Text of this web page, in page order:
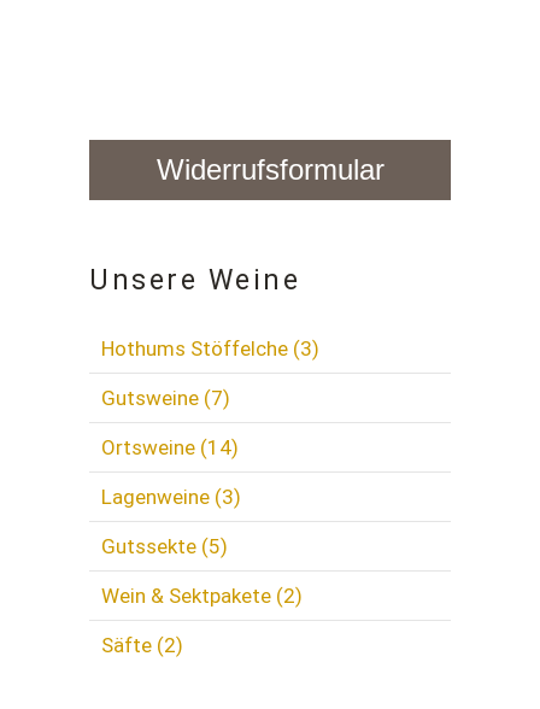
Widerrufsformular
Unsere Weine
Hothums Stöffelche (3)
Gutsweine (7)
Ortsweine (14)
Lagenweine (3)
Gutssekte (5)
Wein & Sektpakete (2)
Säfte (2)